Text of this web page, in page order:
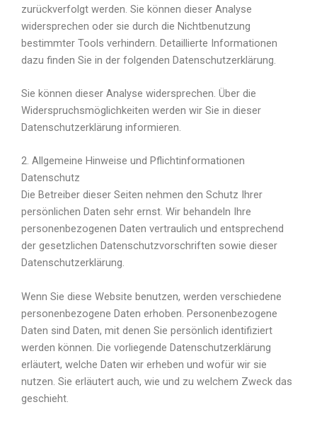
zurückverfolgt werden. Sie können dieser Analyse
widersprechen oder sie durch die Nichtbenutzung
bestimmter Tools verhindern. Detaillierte Informationen
dazu finden Sie in der folgenden Datenschutzerklärung.
Sie können dieser Analyse widersprechen. Über die
Widerspruchsmöglichkeiten werden wir Sie in dieser
Datenschutzerklärung informieren.
2. Allgemeine Hinweise und Pflichtinformationen
Datenschutz
Die Betreiber dieser Seiten nehmen den Schutz Ihrer
persönlichen Daten sehr ernst. Wir behandeln Ihre
personenbezogenen Daten vertraulich und entsprechend
der gesetzlichen Datenschutzvorschriften sowie dieser
Datenschutzerklärung.
Wenn Sie diese Website benutzen, werden verschiedene
personenbezogene Daten erhoben. Personenbezogene
Daten sind Daten, mit denen Sie persönlich identifiziert
werden können. Die vorliegende Datenschutzerklärung
erläutert, welche Daten wir erheben und wofür wir sie
nutzen. Sie erläutert auch, wie und zu welchem Zweck das
geschieht.